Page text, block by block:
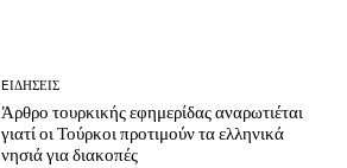
EΙΔΗΣΕΙΣ
Άρθρο τουρκικής εφημερίδας αναρωτιέται
γιατί οι Τούρκοι προτιμούν τα ελληνικά
νησιά για διακοπές